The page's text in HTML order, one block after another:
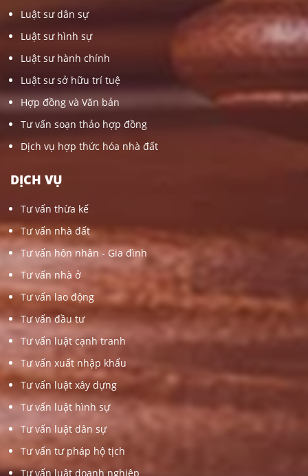
Luật sư dân sự
Luật sư hình sự
Luật sư hành chính
Luật sư sở hữu trí tuệ
Hợp đồng và Văn bản
Tư vấn soạn thảo hợp đồng
Dịch vụ hợp thức hóa nhà đất
DỊCH VỤ
Tư vấn thừa kế
Tư vấn nhà đất
Tư vấn hôn nhân - Gia đình
Tư vấn nhà ở
Tư vấn lao động
Tư vấn đầu tư
Tư vấn luật cạnh tranh
Tư vấn xuất nhập khẩu
Tư vấn luật xây dựng
Tư vấn luật hình sự
Tư vấn luật dân sự
Tư vấn tư pháp hộ tịch
Tư vấn luật doanh nghiệp